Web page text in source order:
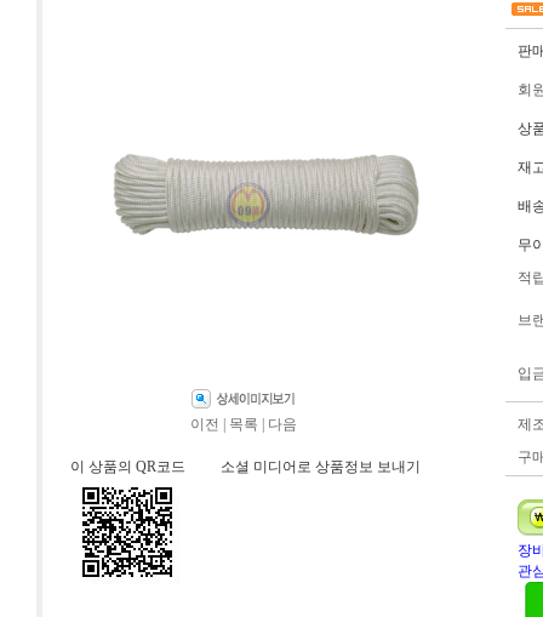
이전 목록 다음
이 상품의 QR코드 소셜 미디어로 상품정보 보내기
판
회
상
재
배
무
적
브
입
제
구
장
관